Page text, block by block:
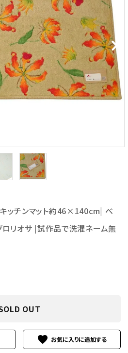
キッチンマット約46×140cm| ベ
リオサ |試作品で洗濯ネーム無
OUT
favorite